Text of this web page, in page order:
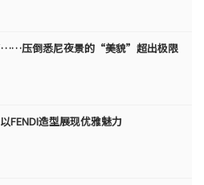
压倒悉尼夜景的“美貌”超出极限
FENDI造型展现优雅魅力